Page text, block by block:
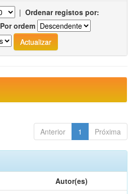
| Ordenar registos por:
Por ordem
Anterior 1 Próxima
Autor(es)